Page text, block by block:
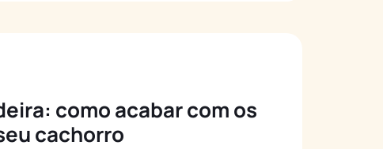
como acabar com os
cachorro